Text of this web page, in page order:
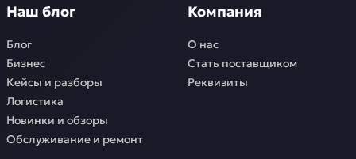
Наш блог
Блог
Бизнес
Кейсы и разборы
Логистика
Новинки и обзоры
Обслуживание и ремонт
Компания
О нас
Стать поставщиком
Реквизиты